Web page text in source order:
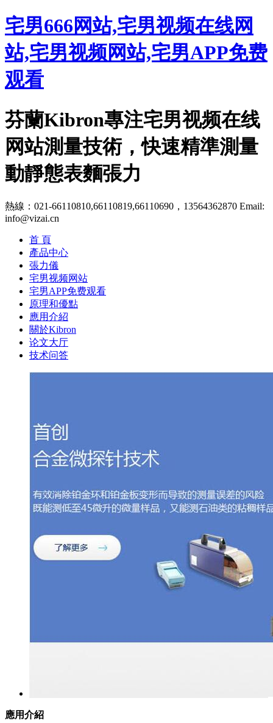
宅男666网站,宅男视频在线网
站,宅男视频网站,宅男APP免费
观看
芬蘭Kibron專注宅男视频在线
网站測量技術，快速精準測量
動靜態表麵張力
熱線：021-66110810,66110819,66110690，13564362870 Email:
info@vizai.cn
首 頁
產品中心
張力儀
宅男视频网站
宅男APP免费观看
原理和優點
應用介紹
關於Kibron
论文大厅
技术问答
應用介紹